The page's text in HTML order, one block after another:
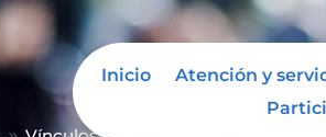
Inicio Atención y